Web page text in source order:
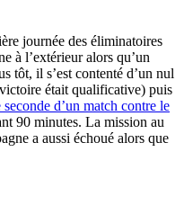
journée des éliminatoires
à l’extérieur alors qu’un
tôt, il s’est contenté d’un nul
était qualificative) puis
d’un match contre le
90 minutes. La mission au
a aussi échoué alors que